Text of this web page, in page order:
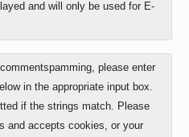
and will only be used for E-
please enter
in the appropriate input box.
if the strings match. Please
and accepts cookies, or your